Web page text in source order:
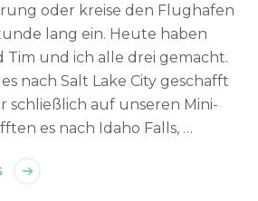
oder kreise den Flughafen
lang ein. Heute haben
Tim und ich alle drei gemacht.
nach Salt Lake City geschafft
schließlich auf unseren Mini-
es nach Idaho Falls, …